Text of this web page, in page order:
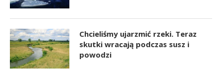
Chcieliśmy ujarzmić rzeki. Teraz
skutki wracają podczas susz i
powodzi